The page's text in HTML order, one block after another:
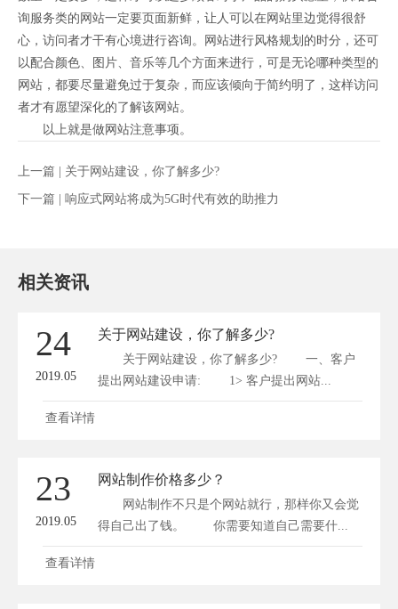
询服务类的网站一定要页面新鲜，让人可以在网站里边觉得很舒
心，访问者才干有心境进行咨询。网站进行风格规划的时分，还可
以配合颜色、图片、音乐等几个方面来进行，可是无论哪种类型的
网站，都要尽量避免过于复杂，而应该倾向于简约明了，这样访问
者才有愿望深化的了解该网站。
以上就是做网站注意事项。
上一篇 | 关于网站建设，你了解多少?
下一篇 | 响应式网站将成为5G时代有效的助推力
相关资讯
24
2019.05
关于网站建设，你了解多少?
关于网站建设，你了解多少? 一、客户
提出网站建设申请: 1> 客户提出网站...
查看详情
23
2019.05
网站制作价格多少？
网站制作不只是个网站就行，那样你又会觉
得自己出了钱。 你需要知道自己需要什...
查看详情